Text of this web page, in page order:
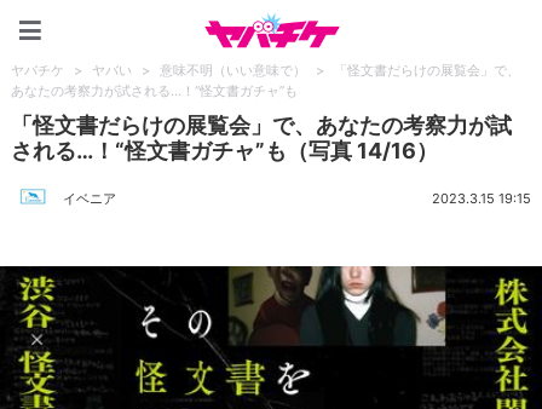
ヤバチケ > ヤバい > 意味不明（いい意味で） >
「怪文書だらけの展覧会」で、
あなたの考察力が試される…！“怪文書ガチャ”も
「怪文書だらけの展覧会」で、あなたの考察力が試
される…！“怪文書ガチャ”も（写真 14/16）
イベニア 2023.3.15 19:15